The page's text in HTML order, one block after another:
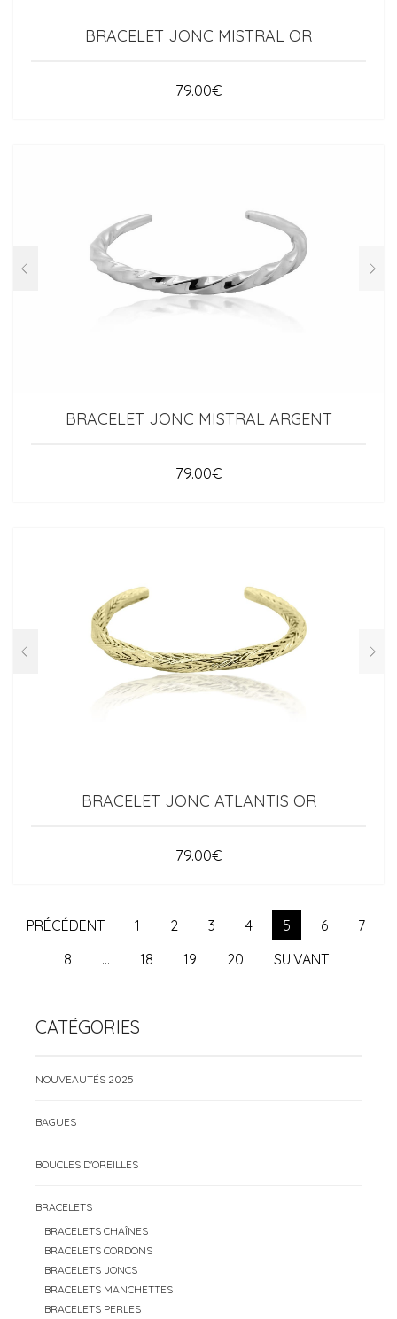
BRACELET JONC MISTRAL OR
79.00€
BRACELET JONC MISTRAL ARGENT
79.00€
BRACELET JONC ATLANTIS OR
79.00€
PRÉCÉDENT 1 2 3 4 5 6
7
8
… 18 19 20 SUIVANT
CATÉGORIES
NOUVEAUTÉS 2025
BAGUES
BOUCLES D'OREILLES
BRACELETS
BRACELETS CHAÎNES
BRACELETS CORDONS
BRACELETS JONCS
BRACELETS MANCHETTES
BRACELETS PERLES